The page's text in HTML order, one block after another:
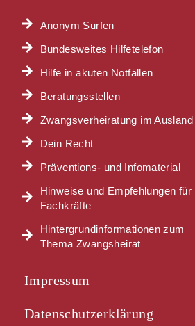
Anonym Surfen
Bundesweites Hilfetelefon
Hilfe in akuten Notfällen
Beratungsstellen
Zwangsverheiratung im Ausland
Dein Recht
Präventions- und Infomaterial
Hinweise und Empfehlungen für
Fachkräfte
Hintergrundinformationen zum
Thema Zwangsheirat
Impressum
Datenschutzerklärung